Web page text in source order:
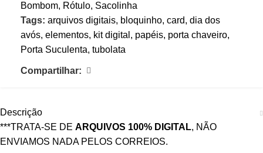
Bombom, Rótulo, Sacolinha
Tags: arquivos digitais, bloquinho, card, dia dos
avós, elementos, kit digital , papéis, porta chaveiro,
Porta Suculenta, tubolata
Compartilhar:
Descrição
***TRATA-SE DE ARQUIVOS 100% DIGITAL, NÃO
ENVIAMOS NADA PELOS CORREIOS.